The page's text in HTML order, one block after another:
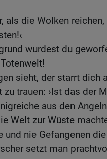
als die Wolken
wurdest du
sieht, der starrt dich
zu trauen: ›Ist das der
aus den
Welt zur Wüste
und nie Gefangenen
setzt man